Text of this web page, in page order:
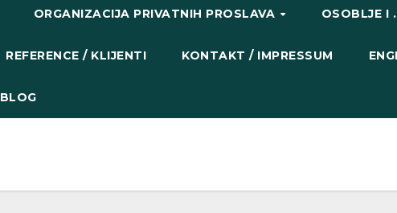
ORGANIZACIJA PRIVATNIH PROSLAVA OSOBLJE I
REFERENCE / KLIJENTI KONTAKT / IMPRESSUM
BLOG